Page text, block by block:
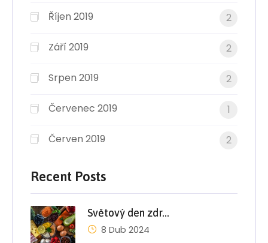
Říjen 2019 2
Září 2019 2
Srpen 2019 2
Červenec 2019 1
Červen 2019 2
Recent Posts
Světový den zdr…
8 Dub 2024